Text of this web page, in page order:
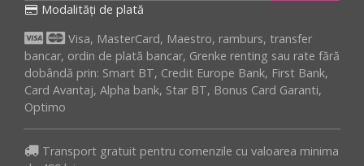
Modalități de plată
Visa, MasterCard, Maestro, ramburs, transfer
bancar, ordin de plată bancar, Grenke renting sau rate fără
dobândă prin: Smart BT, Credit Europe Bank, First Bank,
Card Avantaj, Alpha bank, Star BT, Bonus Card Garanti,
Optimo
Transport gratuit pentru comenzile cu valoarea minima